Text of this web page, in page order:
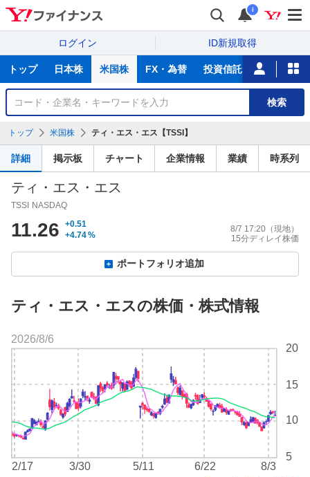
i
ログイン ID新規取得
サ
トップ 日本株 米国株 FX・為替 投資信託 ニュース
銘
検
索
検索
トップ 米国株 ティ・エス・エス【TSSI】
詳細 掲示板 チャート 企業情報 業績 時系列
ティ・エス・エス
TSSI NASDAQ
11.26
+0.51
+4.74%
8/7 17:20 （現地）
15分ディレイ株価
ポートフォリオ追加
ティ・エス・エスの株価・株式情報
5
10
15
20
2/17 3/30 5/11 6/22 8/3
2026/8/6